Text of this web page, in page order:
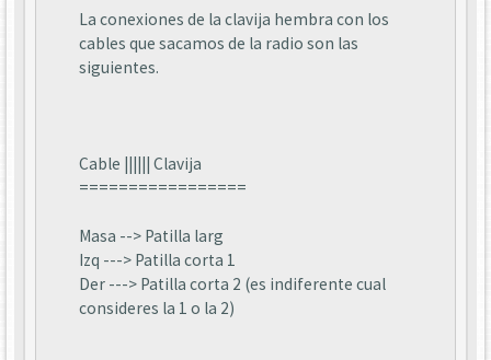
La conexiones de la clavija hembra con los
cables que sacamos de la radio son las
siguientes.
Cable |||||| Clavija
=================
Masa --> Patilla larg
Izq ---> Patilla corta 1
Der ---> Patilla corta 2 (es indiferente cual
consideres la 1 o la 2)